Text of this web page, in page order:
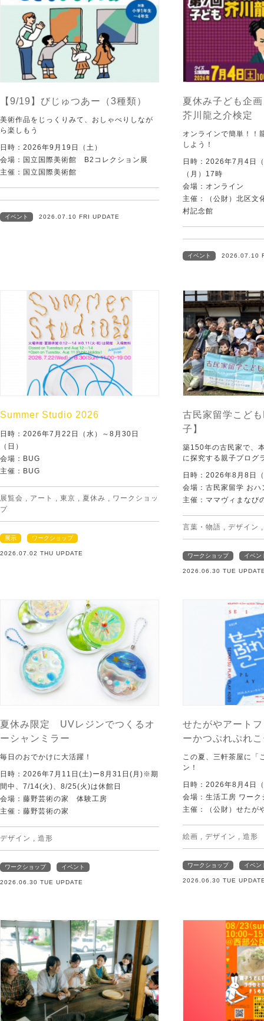
【9/19】びじゅつあー（3種類）
美術作品をじっくりみて、おしゃべりしなが
ら楽しもう
日時：2026年9月19日（土）
会場：国立国際美術館 B2コレクション展
主催：国立国際美術館
イベント 2026.07.10 FRI UPDATE
夏休み子ども企
芥川龍之介検定
オンラインで簡単！！
しよう！
日時：2026年7月4日
（月）17時
会場：オンライン
主催：（公財）北区
村記念館
イベント 2026.07.10
Summer Studio 2026
日時：2026年7月22日（水）～8月30日
（日）
会場：BUG
主催：BUG
展覧会 , アート , 東京 , 夏休み , ワークショッ
プ
展示 ワークショップ
2026.07.02 THU UPDATE
古民家留学こど
子】
築150年の古民家で、
に探究する親子プログ
日時：2026年8月8日
会場：古民家留学 おハ
主催：ママヴィまなび
言葉・物語 , デザイン
ワークショップ イベン
2026.06.30 TUE
夏休み限定 UVレジンでつくるオ
ーシャンミラー
毎日のおでかけに大活躍！
日時：2026年7月11日(土)ー8月31日(月)※期
間中、7/14(火)、8/25(火)は休館日
会場：藤野芸術の家 体験工房
主催：藤野芸術の家
デザイン , 造形
ワークショップ イベント
2026.06.30 TUE UPDATE
せたがやアート
ーかつぷれぷれ
この夏、三軒茶屋に「
ン！
日時：2026年8月4日
会場：生活工房 ワー
主催：（公財）せたが
絵画 , デザイン , 造形
ワークショップ イベン
2026.06.30 TUE